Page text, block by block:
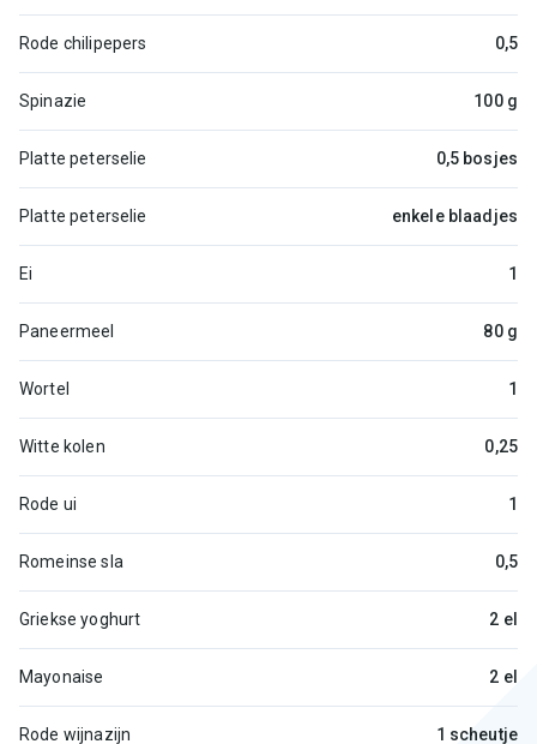
Rode chilipepers 0,5
Spinazie 100 g
Platte peterselie 0,5 bosjes
Platte peterselie enkele blaadjes
Ei 1
Paneermeel 80 g
Wortel 1
Witte kolen 0,25
Rode ui 1
Romeinse sla 0,5
Griekse yoghurt 2 el
Mayonaise 2 el
Rode wijnazijn 1 scheutje